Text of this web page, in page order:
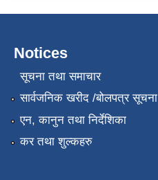
Notices
सूचना तथा समाचार
सार्वजनिक खरीद /बोलपत्र सूचना
एन, कानुन तथा निर्देशिका
कर तथा शुल्कहरु